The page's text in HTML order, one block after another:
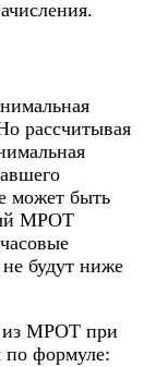
рассчитывая
может быть
МРОТ
будут ниже
из МРОТ при
по формуле: